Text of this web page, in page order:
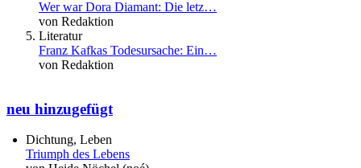
Wer war Dora Diamant: Die letz…
von Redaktion
Literatur
Franz Kafkas Todesursache: Ein…
von Redaktion
neu hinzugefügt
Dichtung, Leben
Triumph des Lebens